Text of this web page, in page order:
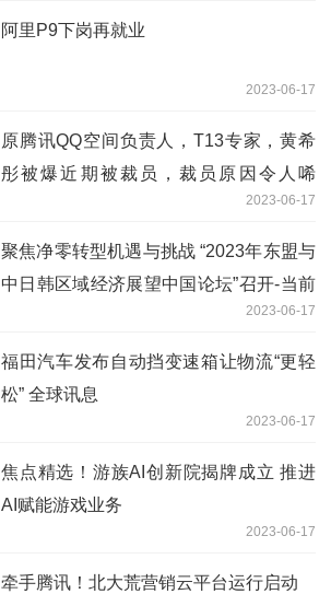
阿里P9下岗再就业
2023-06-17
原腾讯QQ空间负责人，T13专家，黄希
彤被爆近期被裁员，裁员原因令人唏
2023-06-17
聚焦净零转型机遇与挑战 “2023年东盟与
中日韩区域经济展望中国论坛”召开-当前
2023-06-17
福田汽车发布自动挡变速箱让物流“更轻
松” 全球讯息
2023-06-17
焦点精选！游族AI创新院揭牌成立 推进
AI赋能游戏业务
2023-06-17
牵手腾讯！北大荒营销云平台运行启动